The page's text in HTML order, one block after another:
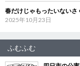
春だけじゃもったいない
2025年10月23日
ふむふむ